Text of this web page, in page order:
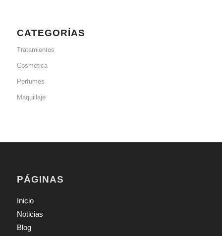
CATEGORÍAS
Tratamientos
Cosmetica
Perfumes
Maquillaje
PÁGINAS
Inicio
Noticias
Blog